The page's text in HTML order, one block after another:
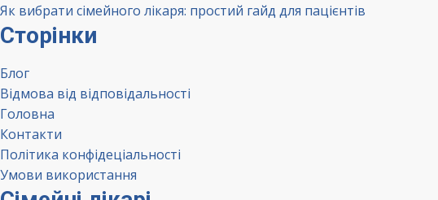
Як вибрати сімейного лікаря: простий гайд для пацієнтів
Сторінки
Блог
Відмова від відповідальності
Головна
Контакти
Політика конфідеціальності
Умови використання